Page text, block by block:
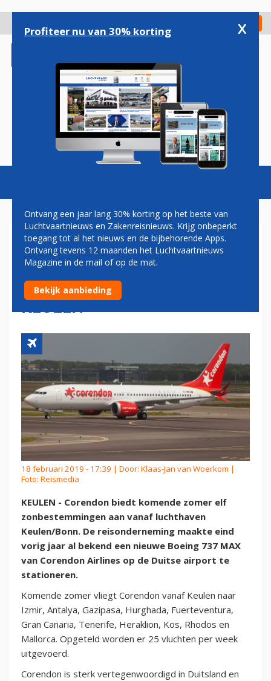
gaan
Check in
Magazine Podcasts Vacatures
CORENDON: ELF
ZOMERBESTEMMINGEN
VANAF LUCHTHAVEN
KEULEN
18 februari 2019 - 17:39 | Door: Klaas-Jan van Woerkom |
Foto: Reismedia
KEULEN - Corendon biedt komende zomer elf
zonbestemmingen aan vanaf luchthaven
Keulen/Bonn. De reisonderneming maakte eind
vorig jaar al bekend een nieuwe Boeing 737 MAX
van Corendon Airlines op de Duitse airport te
stationeren.
Komende zomer vliegt Corendon vanaf Keulen naar
Izmir, Antalya, Gazipasa, Hurghada, Fuerteventura,
Gran Canaria, Tenerife, Heraklion, Kos, Rhodos en
Mallorca. Opgeteld worden er 25 vluchten per week
uitgevoerd.
Corendon is sterk vertegenwoordigd in Duitsland en
Profiteer nu van 30% korting x
Ontvang een jaar lang 30% korting op het beste van
Luchtvaartnieuws en Zakenreisnieuws. Krijg onbeperkt
toegang tot al het nieuws en de bijbehorende Apps.
Ontvang tevens 12 maanden het Luchtvaartnieuws
Magazine in de mail of op de mat.
Bekijk aanbieding